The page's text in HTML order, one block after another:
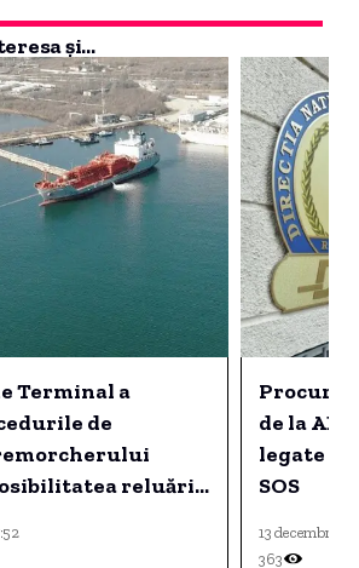
și...
Terminal a
de
reluării
de la
legate
SOS
13 decembrie
363